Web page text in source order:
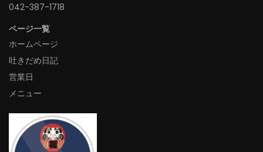
042-387-1718‬
ページ一覧
ホームページ
吐きだめ日記
営業日
メニュー